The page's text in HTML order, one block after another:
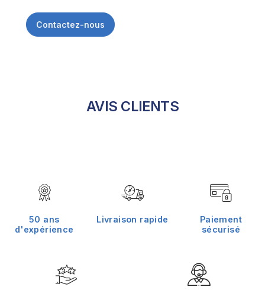
Contactez-nous
AVIS CLIENTS
50 ans
d'expérience
Livraison rapide
Paiement
sécurisé